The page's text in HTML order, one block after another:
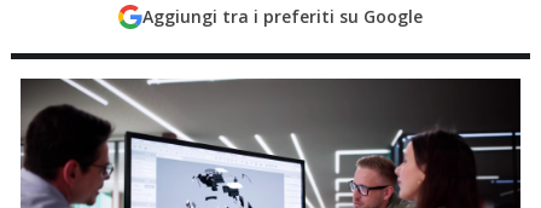
Aggiungi tra i preferiti su Google